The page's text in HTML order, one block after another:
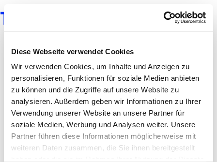
Diese Webseite verwendet Cookies
Wir verwenden Cookies, um Inhalte und Anzeigen zu
personalisieren, Funktionen für soziale Medien anbieten
zu können und die Zugriffe auf unsere Website zu
analysieren. Außerdem geben wir Informationen zu Ihrer
Verwendung unserer Website an unsere Partner für
soziale Medien, Werbung und Analysen weiter. Unsere
Partner führen diese Informationen möglicherweise mit
weiteren Daten zusammen, die Sie ihnen bereitgestellt
TUSH MAGAZINE